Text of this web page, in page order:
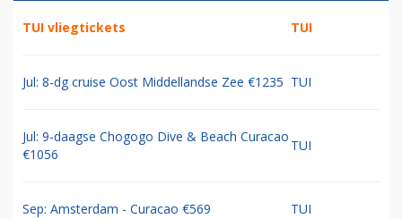
TUI vliegtickets TUI
Jul: 8-dg cruise Oost Middellandse Zee €1235 TUI
Jul: 9-daagse Chogogo Dive & Beach Curacao
€1056
TUI
Sep: Amsterdam - Curacao €569 TUI